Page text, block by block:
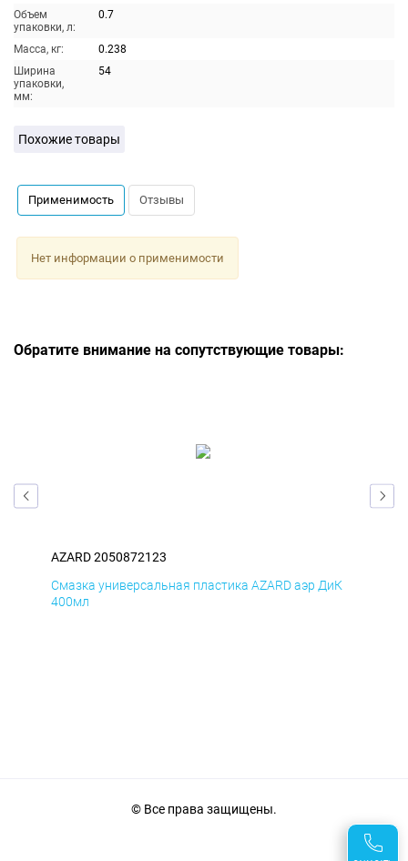
Объем
упаковки, л:
0.7
Масса, кг:
0.238
Ширина
упаковки,
мм:
54
Похожие товары
Применимость Отзывы
Нет информации о применимости
Обратите внимание на сопутствующие товары:
AZARD 2050872123
Смазка универсальная пластика AZARD аэр ДиК
400мл
© Все права защищены.